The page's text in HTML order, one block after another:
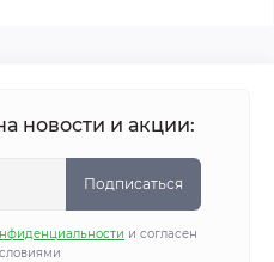
новости и акции:
Подписаться
и согласен